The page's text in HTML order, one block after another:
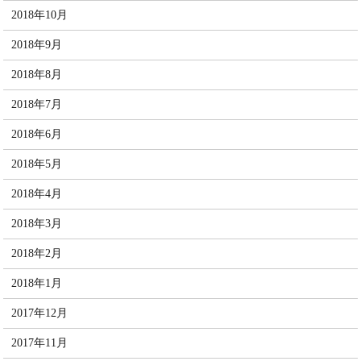
2018年10月
2018年9月
2018年8月
2018年7月
2018年6月
2018年5月
2018年4月
2018年3月
2018年2月
2018年1月
2017年12月
2017年11月